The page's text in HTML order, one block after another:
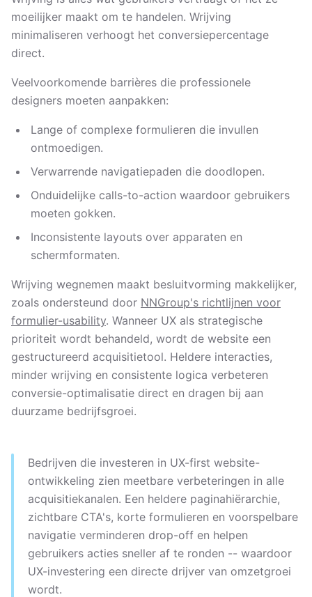
moeilijker maakt om te handelen. Wrijving
minimaliseren verhoogt het conversiepercentage
direct.
Veelvoorkomende barrières die professionele
designers moeten aanpakken:
Lange of complexe formulieren die invullen
ontmoedigen.
Verwarrende navigatiepaden die doodlopen.
Onduidelijke calls-to-action waardoor gebruikers
moeten gokken.
Inconsistente layouts over apparaten en
schermformaten.
Wrijving wegnemen maakt besluitvorming makkelijker,
zoals ondersteund door NNGroup's richtlijnen voor
formulier-usability. Wanneer UX als strategische
prioriteit wordt behandeld, wordt de website een
gestructureerd acquisitietool. Heldere interacties,
minder wrijving en consistente logica verbeteren
conversie-optimalisatie direct en dragen bij aan
duurzame bedrijfsgroei.
Bedrijven die investeren in UX-first website-
ontwikkeling zien meetbare verbeteringen in alle
acquisitiekanalen. Een heldere paginahiërarchie,
zichtbare CTA's, korte formulieren en voorspelbare
navigatie verminderen drop-off en helpen
gebruikers acties sneller af te ronden -- waardoor
UX-investering een directe drijver van omzetgroei
wordt.